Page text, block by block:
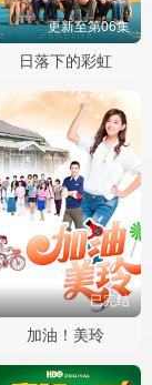
更新至第06集
日落下的彩虹
已完结
加油！美玲